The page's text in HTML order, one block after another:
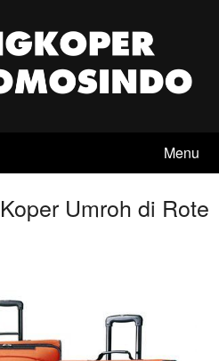
Menu
Umroh di Rote